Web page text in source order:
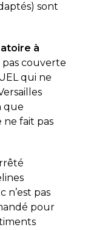
sont
à
pas couverte
qui ne
que
ne fait pas
n’est pas
pour